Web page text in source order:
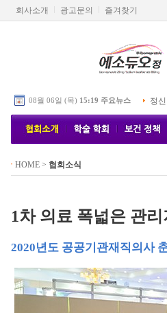
회사소개 광고문의 즐겨찾기
08월 06일 (목) 15:19 주요뉴스 정
HOME> 협회소식
1차 의료 폭넓은 관
2020년도 공공기관재직의사